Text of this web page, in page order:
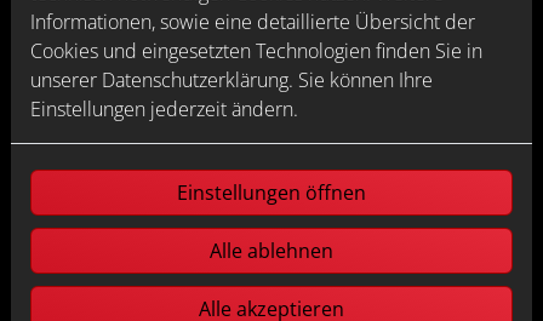
Wasserschäden zu minimieren. Bei großen Mengen
Wasser können Sie auch die Feuerwehr um Hilfe bitten.
Wir sind für Sie da
Wir bieten für alle unsere Gewerke auch einen
Notdienst an. In vielen Fällen können Sie die Rechnung
für Sofortmaßnahmen nachträglich bei Ihrer
Versicherung geltend machen.
Informationen, sowie eine detaillierte Übersicht der
Cookies und eingesetzten Technologien finden Sie in
unserer Datenschutzerklärung. Sie können Ihre
Einstellungen jederzeit ändern.
Einstellungen öffnen
Alle ablehnen
Alle akzeptieren